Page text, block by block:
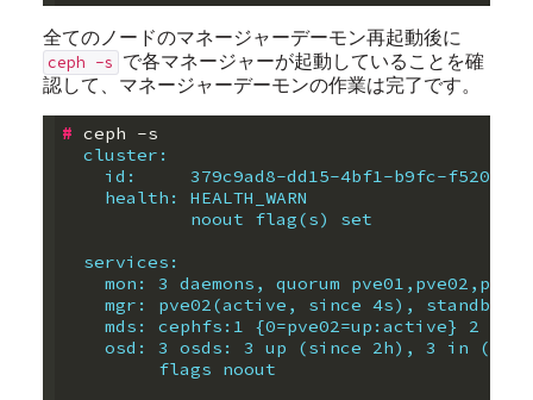
全てのノードのマネージャーデーモン再起動後に
ceph -s で各マネージャーが起動していることを確
認して、マネージャーデーモンの作業は完了です。
#
  cluster:
id:     379c9ad8-dd15-4bf1-b9fc-
    health: HEALTH_WARN
            noout flag(s) set
  services:
mon: 3 daemons, quorum
mgr: pve02(active, since 4s), standbys:
mds: cephfs:1 {0=pve02=up:active} 2
osd: 3 osds: 3 up (since 2h), 3 in
         flags noout